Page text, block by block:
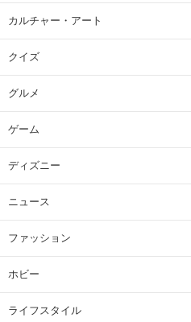
カルチャー・アート
クイズ
グルメ
ゲーム
ディズニー
ニュース
ファッション
ホビー
ライフスタイル